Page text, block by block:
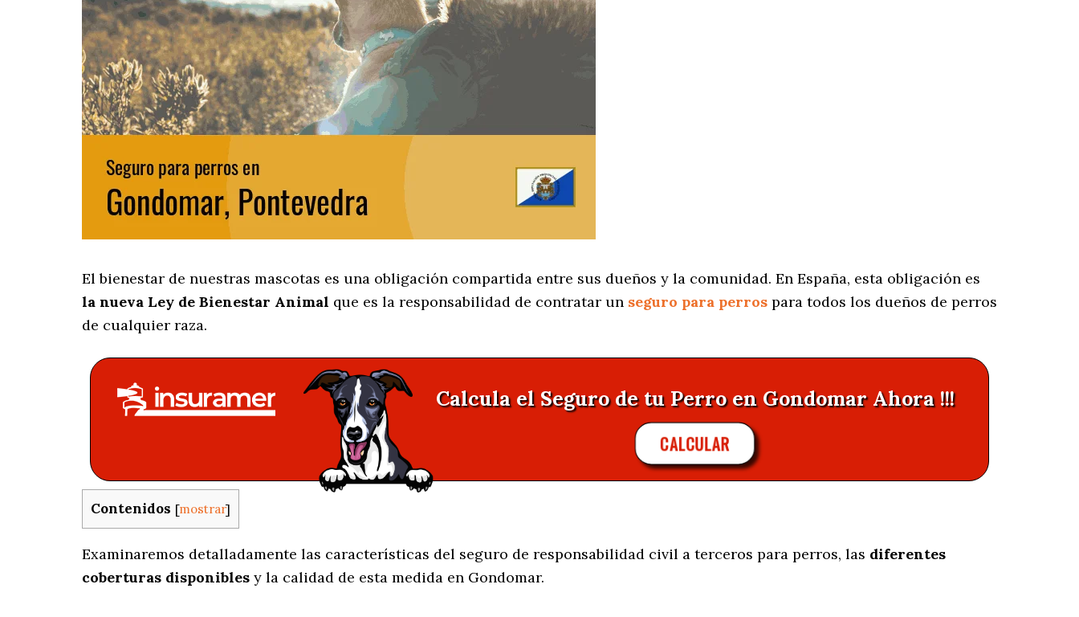
El bienestar de nuestras mascotas es una obligación compartida entre sus dueños y la comunidad. En España, esta obligación es
la nueva Ley de Bienestar Animal que es la responsabilidad de contratar un seguro para perros para todos los dueños de perros
de cualquier raza.
Calcula el Seguro de tu Perro en Gondomar Ahora !!!
CALCULAR
Contenidos [mostrar]
Examinaremos detalladamente las características del seguro de responsabilidad civil a terceros para perros, las diferentes
coberturas disponibles y la calidad de esta medida en Gondomar.